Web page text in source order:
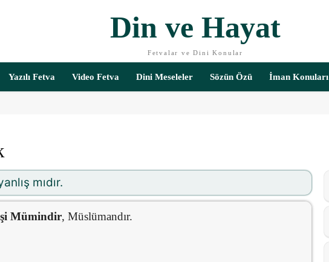
Din ve Hayat
Fetvalar ve Dini Konular
Yazılı Fetva Video Fetva Dini Meseleler Sözün Özü İman Konuları
mıdır.
Mümindir, Müslümandır.